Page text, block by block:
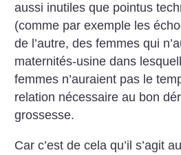
aussi inutiles que pointus
(comme par exemple les
de l’autre, des femmes qui
maternités-usine dans
femmes n’auraient pas le
relation nécessaire au bon
grossesse.
Car c’est de cela qu’il s’agit